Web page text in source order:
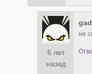
6 лет
назад
не